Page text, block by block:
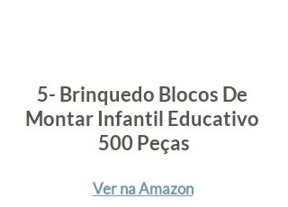
5- Brinquedo Blocos De
Montar Infantil Educativo
500 Peças
Ver na Amazon